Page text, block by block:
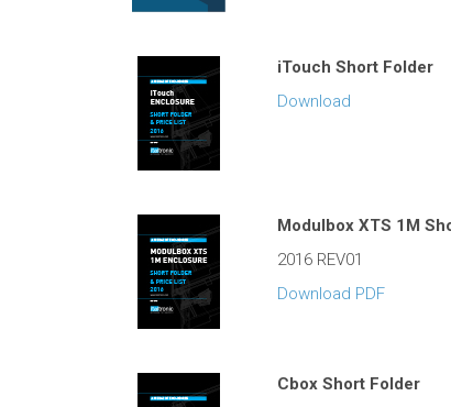
iTouch Short Folder
Download
Modulbox XTS 1M
2016 REV01
Download PDF
Cbox Short Folder